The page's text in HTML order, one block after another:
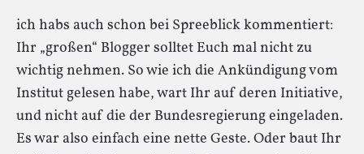
ich habs auch schon bei Spreeblick kommentiert:
Ihr „großen“ Blogger solltet Euch mal nicht zu
wichtig nehmen. So wie ich die Ankündigung vom
Institut gelesen habe, wart Ihr auf deren Initiative,
und nicht auf die der Bundesregierung eingeladen.
Es war also einfach eine nette Geste. Oder baut Ihr